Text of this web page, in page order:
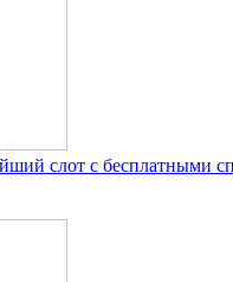
слот с бесплатными